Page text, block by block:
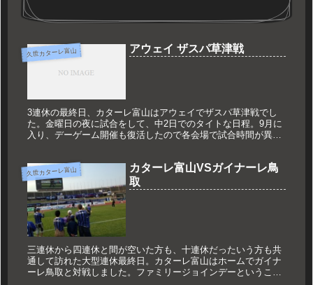
久世カターレ富山 アウェイ ザスパ草津戦
3連休の最終日、カターレ富山はアウェイでザスパ草津戦でし
た。金曜日の夜に試合をして、中2日でのタイトな日程。9月に
入り、デーゲーム開催も復活したので各会場で試合時間が異な
久世カターレ富山
カターレ富山VSガイナーレ鳥
取
三連休から四連休と間が空いた方も、十連休だったいう方も共
通して訪れた大型連休最終日。カターレ富山はホームでガイナ
ーレ鳥取と対戦しました。ファミリージョインデーということ